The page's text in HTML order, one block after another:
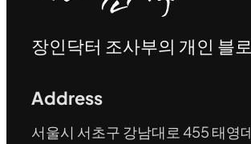
장인닥터 조사부의 개인 블
Address
서울시 서초구 강남대로 455 태영